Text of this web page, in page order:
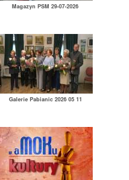
Magazyn PSM 29-07-2026
Galerie Pabianic 2026 05 11